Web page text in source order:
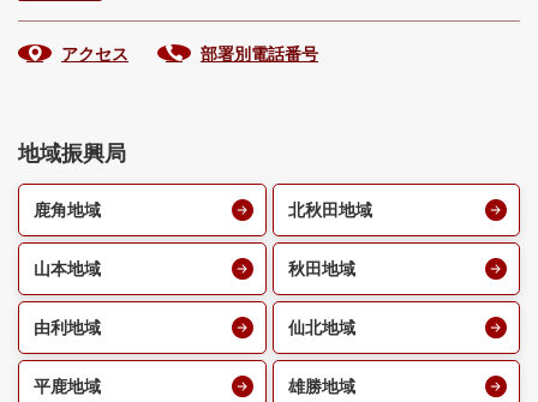
アクセス 部署別電話番号
地域振興局
鹿角地域 北秋田地域
山本地域 秋田地域
由利地域 仙北地域
平鹿地域 雄勝地域